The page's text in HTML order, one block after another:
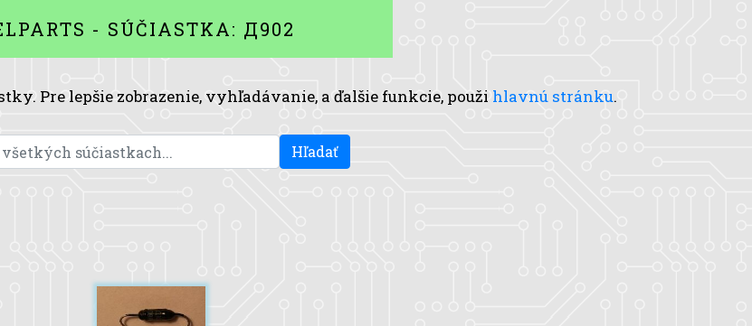
- SÚČIASTKA: Д902
Pre lepšie zobrazenie, vyhľadávanie, a ďalšie funkcie, použi hlavnú stránku.
Hľadať